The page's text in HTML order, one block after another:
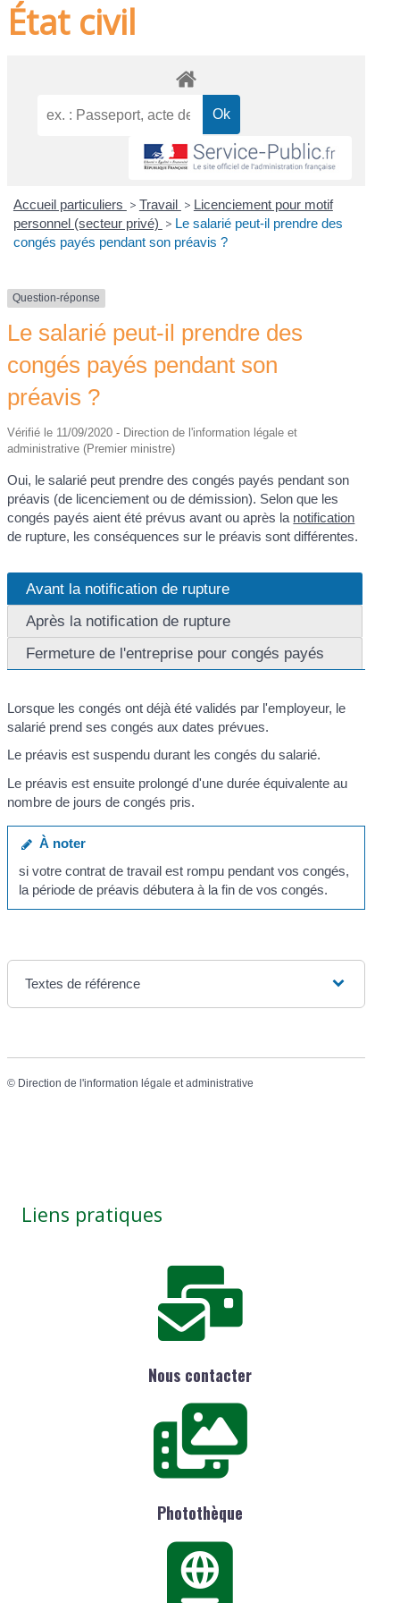
État civil
Accueil particuliers > Travail > Licenciement pour motif
personnel (secteur privé) > Le salarié peut-il prendre des
congés payés pendant son préavis ?
Question-réponse
Le salarié peut-il prendre des
congés payés pendant son
préavis ?
Vérifié le 11/09/2020 - Direction de l'information légale et
administrative (Premier ministre)
Oui, le salarié peut prendre des congés payés pendant son
préavis (de licenciement ou de démission). Selon que les
congés payés aient été prévus avant ou après la notification
de rupture, les conséquences sur le préavis sont différentes.
Avant la notification de rupture
Après la notification de rupture
Fermeture de l'entreprise pour congés payés
Lorsque les congés ont déjà été validés par l'employeur, le
salarié prend ses congés aux dates prévues.
Le préavis est suspendu durant les congés du salarié.
Le préavis est ensuite prolongé d'une durée équivalente au
nombre de jours de congés pris.
À noter
si votre contrat de travail est rompu pendant vos congés,
la période de préavis débutera à la fin de vos congés.
Textes de référence
© Direction de l'information légale et administrative
Liens pratiques
Nous contacter
Photothèque